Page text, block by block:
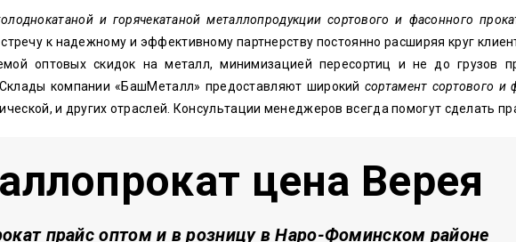
и горячекатаной металлопродукции сортового и фасонного
к надежному и эффективному партнерству постоянно расширяя круг
оптовых скидок на металл, минимизацией пересортиц и не до грузов
компании «БашМеталл» предоставляют широкий сортамент сортового и
и других отраслей. Консультации менеджеров всегда помогут сделать
цена Верея
прайс оптом и в розницу в Наро-Фоминском районе